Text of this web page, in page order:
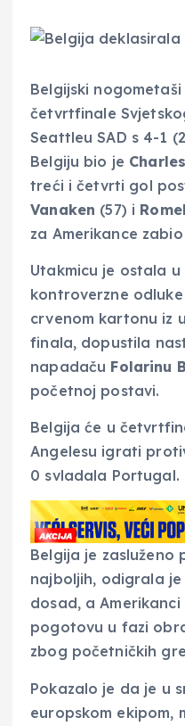
Belgijski
četvrtfinale
Seattleu SAD s 4-1
Belgiju bio je
treći i četvrti gol
Vanaken (57) i
za Amerikance zabio
Utakmicu je ostala
kontroverzne
crvenom kartonu iz
finala, dopustila
napadaču Folarinu
početnoj postavi.
Belgija će u
Angelesu igrati
0 svladala Portugal.
Belgija je zasluženo
najboljih, odigrala
dosad, a
pogotovu u fazi
zbog početničkih
Pokazalo je da je u
europskom ekipom,